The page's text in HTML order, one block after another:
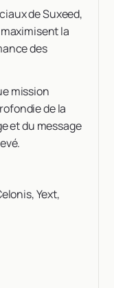
de Suxeed,
la
des
mission
de la
et du message
Yext,